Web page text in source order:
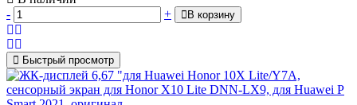
-
+ В корзину
Быстрый просмотр